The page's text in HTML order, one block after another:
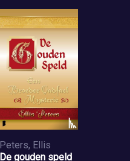
Peters, Ellis
De gouden speld